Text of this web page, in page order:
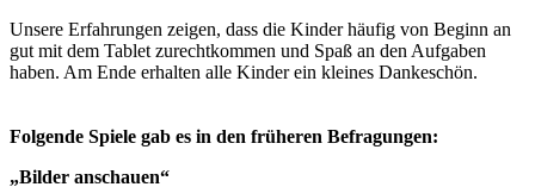
Unsere Erfahrungen zeigen, dass die Kinder häufig von Beginn an
gut mit dem Tablet zurechtkommen und Spaß an den Aufgaben
haben. Am Ende erhalten alle Kinder ein kleines Dankeschön.
Folgende Spiele gab es in den früheren Befragungen:
„Bilder anschauen“